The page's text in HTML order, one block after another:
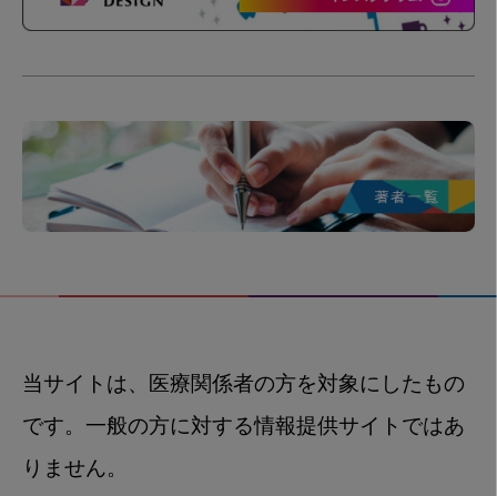
当サイトは、医療関係者の方を対象にしたもの
です。一般の方に対する情報提供サイトではあ
りません。